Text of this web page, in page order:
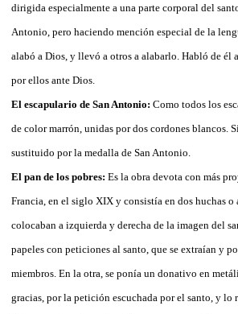
dirigida especialmente a una parte corporal del
Antonio, pero haciendo mención especial de la
alabó a Dios, y llevó a otros a alabarlo. Habló de él
por ellos ante Dios.
El escapulario de San Antonio: Como todos los
de color marrón, unidas por dos cordones blancos.
sustituido por la medalla de San Antonio.
El pan de los pobres: Es la obra devota con más
Francia, en el siglo XIX y consistía en dos huchas o
colocaban a izquierda y derecha de la imagen del
papeles con peticiones al santo, que se extraían y
miembros. En la otra, se ponía un donativo en
gracias, por la petición escuchada por el santo, y lo